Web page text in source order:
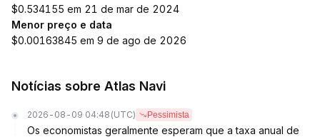
$0.534155 em 21 de mar de 2024
Menor preço e data
$0.00163845 em 9 de ago de 2026
Notícias sobre Atlas Navi
2026-08-09 04:48 (UTC) Pessimista
Os economistas geralmente esperam que a taxa anual de